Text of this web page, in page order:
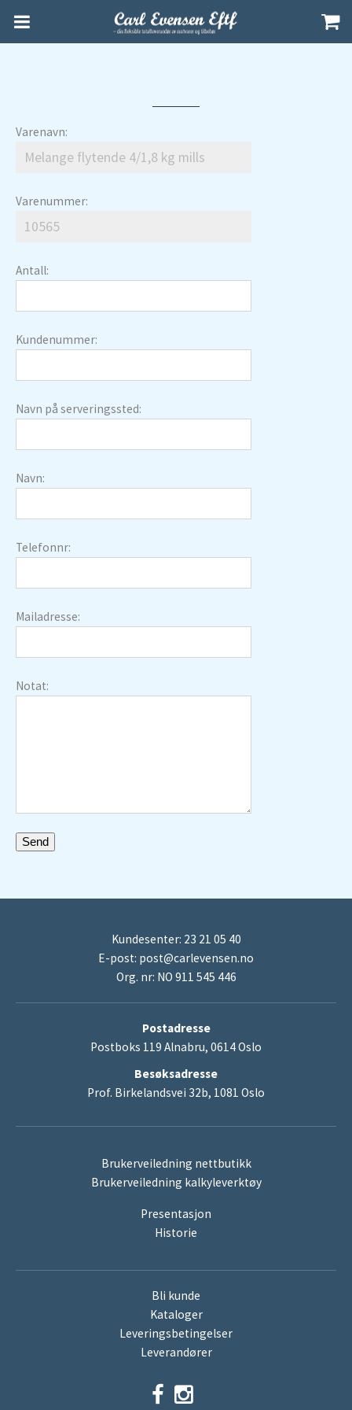
Varenavn:
Varenummer:
Antall:
Kundenummer:
Navn på serveringssted:
Navn:
Telefonnr:
Mailadresse:
Notat:
Kundesenter: 23 21 05 40
E-post: post@carlevensen.no
Org. nr: NO 911 545 446
Postadresse
Postboks 119 Alnabru, 0614 Oslo
Besøksadresse
Prof. Birkelandsvei 32b, 1081 Oslo
Brukerveiledning nettbutikk
Brukerveiledning kalkyleverktøy
Presentasjon
Historie
Bli kunde
Kataloger
Leveringsbetingelser
Leverandører